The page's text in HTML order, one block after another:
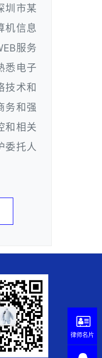
圳市某
机信息
服务
悉电子
技术和
务和强
和相关
委托人
律师名片